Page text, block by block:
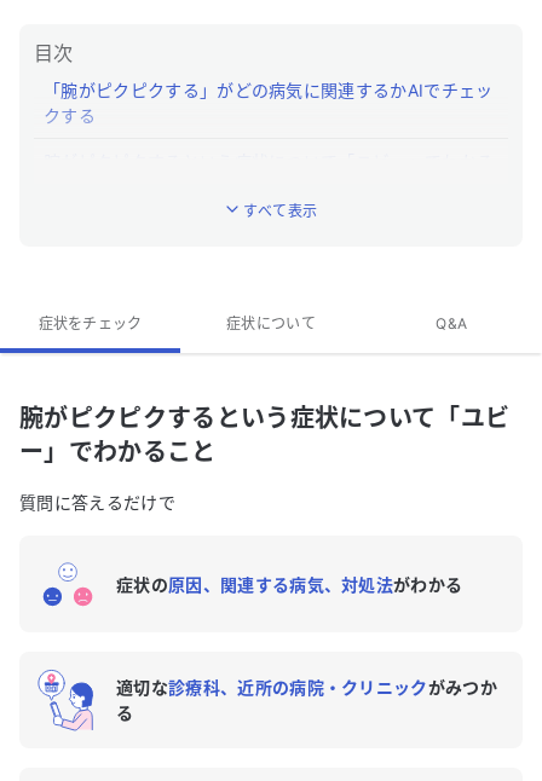
目次
「腕がピクピクする」がどの病気に関連するかAIでチェッ
クする
「腕がピクピクする」のQ&A
すべて表示
症状をチェック 症状について Q&A
腕がピクピクするという症状について「ユビ
ー」でわかること
質問に答えるだけで
症状の原因、関連する病気、対処法がわかる
適切な診療科、近所の病院・クリニックがみつか
る